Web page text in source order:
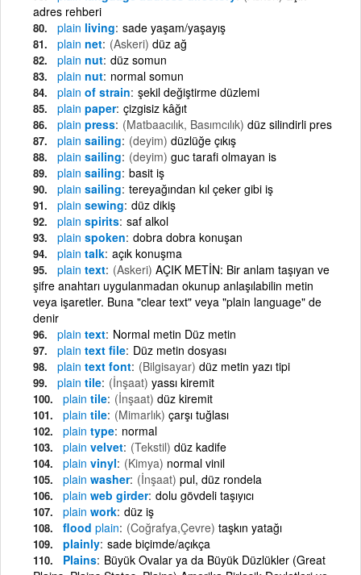
adres rehberi
plain living sade yaşam/yaşayış
plain net (Askeri) düz ağ
plain nut düz somun
plain nut normal somun
plain of strain şekil değiştirme düzlemi
plain paper çizgisiz kâğıt
plain press (Matbaacılık, Basımcılık) düz silindirli pres
plain sailing (deyim) düzlüğe çıkış
plain sailing (deyim) guc tarafi olmayan is
plain sailing basit iş
plain sailing tereyağından kıl çeker gibi iş
plain sewing düz dikiş
plain spirits saf alkol
plain spoken dobra dobra konuşan
plain talk açık konuşma
plain text (Askeri) AÇIK METİN: Bir anlam taşıyan ve
şifre anahtarı uygulanmadan okunup anlaşılabilin metin
veya işaretler. Buna "clear text" veya "plain language" de
denir
plain text Normal metin Düz metin
plain text file Düz metin dosyası
plain text font (Bilgisayar) düz metin yazı tipi
plain tile (İnşaat) yassı kiremit
plain tile (İnşaat) düz kiremit
plain tile (Mimarlık) çarşı tuğlası
plain type normal
plain velvet (Tekstil) düz kadife
plain vinyl (Kimya) normal vinil
plain washer (İnşaat) pul, düz rondela
plain web girder dolu gövdeli taşıyıcı
plain work düz iş
flood plain (Coğrafya,Çevre) taşkın yatağı
plainly sade biçimde/açıkça
Plains Büyük Ovalar ya da Büyük Düzlükler (Great